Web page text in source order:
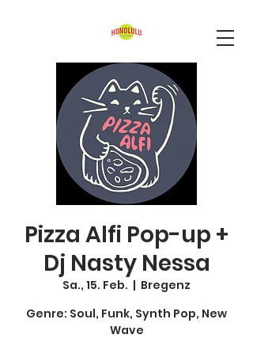
Pizza Alfi Pop-up +
Dj Nasty Nessa
Sa., 15. Feb.
  |
Bregenz
Genre: Soul, Funk, Synth Pop, New